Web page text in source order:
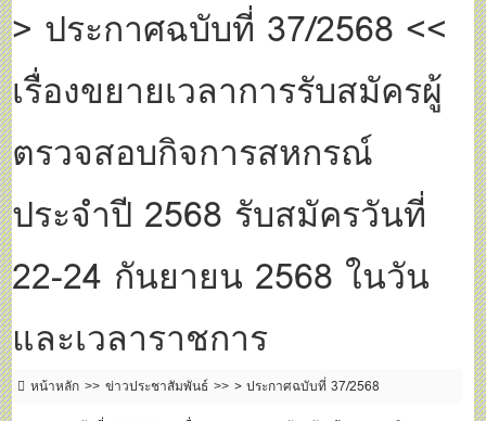
> ประกาศฉบับที่ 37/2568 <<
เรื่องขยายเวลาการรับสมัครผู้
ตรวจสอบกิจการสหกรณ์
ประจำปี 2568 รับสมัครวันที่
22-24 กันยายน 2568 ในวัน
และเวลาราชการ
หน้าหลัก ข่าวประชาสัมพันธ์
> ประกาศฉบับที่ 37/2568